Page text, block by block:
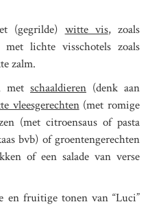
(gegrilde) witte vis, zoals
lichte visschotels zoals
zalm.
met schaaldieren (denk aan
vleesgerechten(met romige
(met citroensaus of pasta
bvb) of groentengerechten
of een salade van verse
en fruitige tonen van “Luci”